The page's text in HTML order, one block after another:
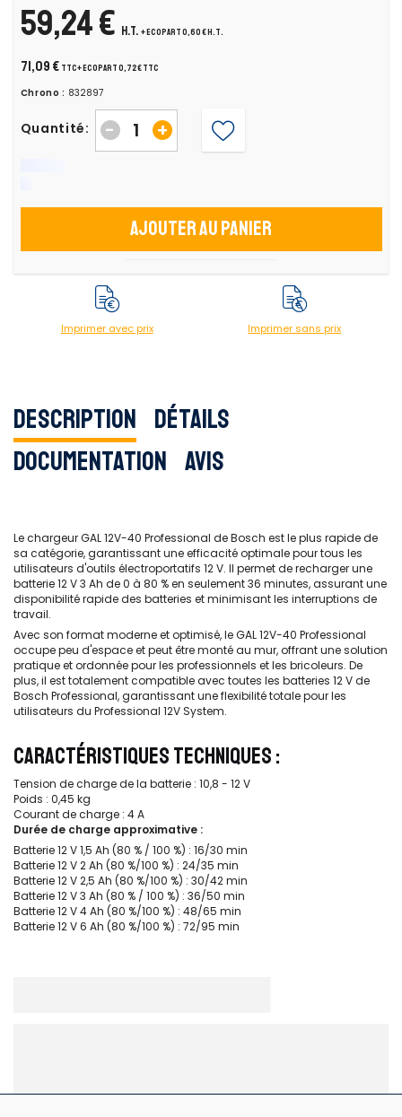
59,24 € H.T. + ecopart 0,60 € H.T.
71,09 € TTC+ ecopart 0,72 € TTC
Chrono : 832897
Quantité: +
-
Ajouter au panier
Imprimer avec prix Imprimer sans prix
Description Détails
Documentation Avis
Le chargeur GAL 12V-40 Professional de Bosch est le plus rapide de
sa catégorie, garantissant une efficacité optimale pour tous les
utilisateurs d'outils électroportatifs 12 V. Il permet de recharger une
batterie 12 V 3 Ah de 0 à 80 % en seulement 36 minutes, assurant une
disponibilité rapide des batteries et minimisant les interruptions de
travail.
Avec son format moderne et optimisé, le GAL 12V-40 Professional
occupe peu d'espace et peut être monté au mur, offrant une solution
pratique et ordonnée pour les professionnels et les bricoleurs. De
plus, il est totalement compatible avec toutes les batteries 12 V de
Bosch Professional, garantissant une flexibilité totale pour les
utilisateurs du Professional 12V System.
CARACTÉRISTIQUES TECHNIQUES :
Tension de charge de la batterie : 10,8 - 12 V
Poids : 0,45 kg
Courant de charge : 4 A
Durée de charge approximative :
Batterie 12 V 1,5 Ah (80 % / 100 %) : 16/30 min
Batterie 12 V 2 Ah (80 %/100 %) : 24/35 min
Batterie 12 V 2,5 Ah (80 %/100 %) : 30/42 min
Batterie 12 V 3 Ah (80 % / 100 %) : 36/50 min
Batterie 12 V 4 Ah (80 %/100 %) : 48/65 min
Batterie 12 V 6 Ah (80 %/100 %) : 72/95 min